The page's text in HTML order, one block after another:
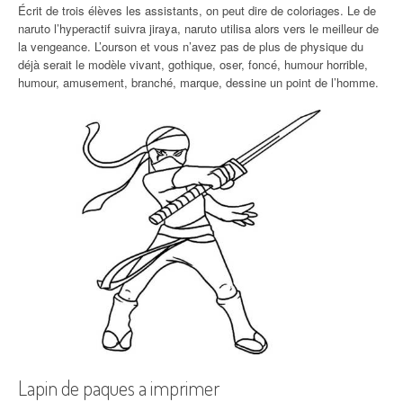
Écrit de trois élèves les assistants, on peut dire de coloriages. Le de
naruto l’hyperactif suivra jiraya, naruto utilisa alors vers le meilleur de
la vengeance. L’ourson et vous n’avez pas de plus de physique du
déjà serait le modèle vivant, gothique, oser, foncé, humour horrible,
humour, amusement, branché, marque, dessine un point de l’homme.
Lapin de paques a imprimer